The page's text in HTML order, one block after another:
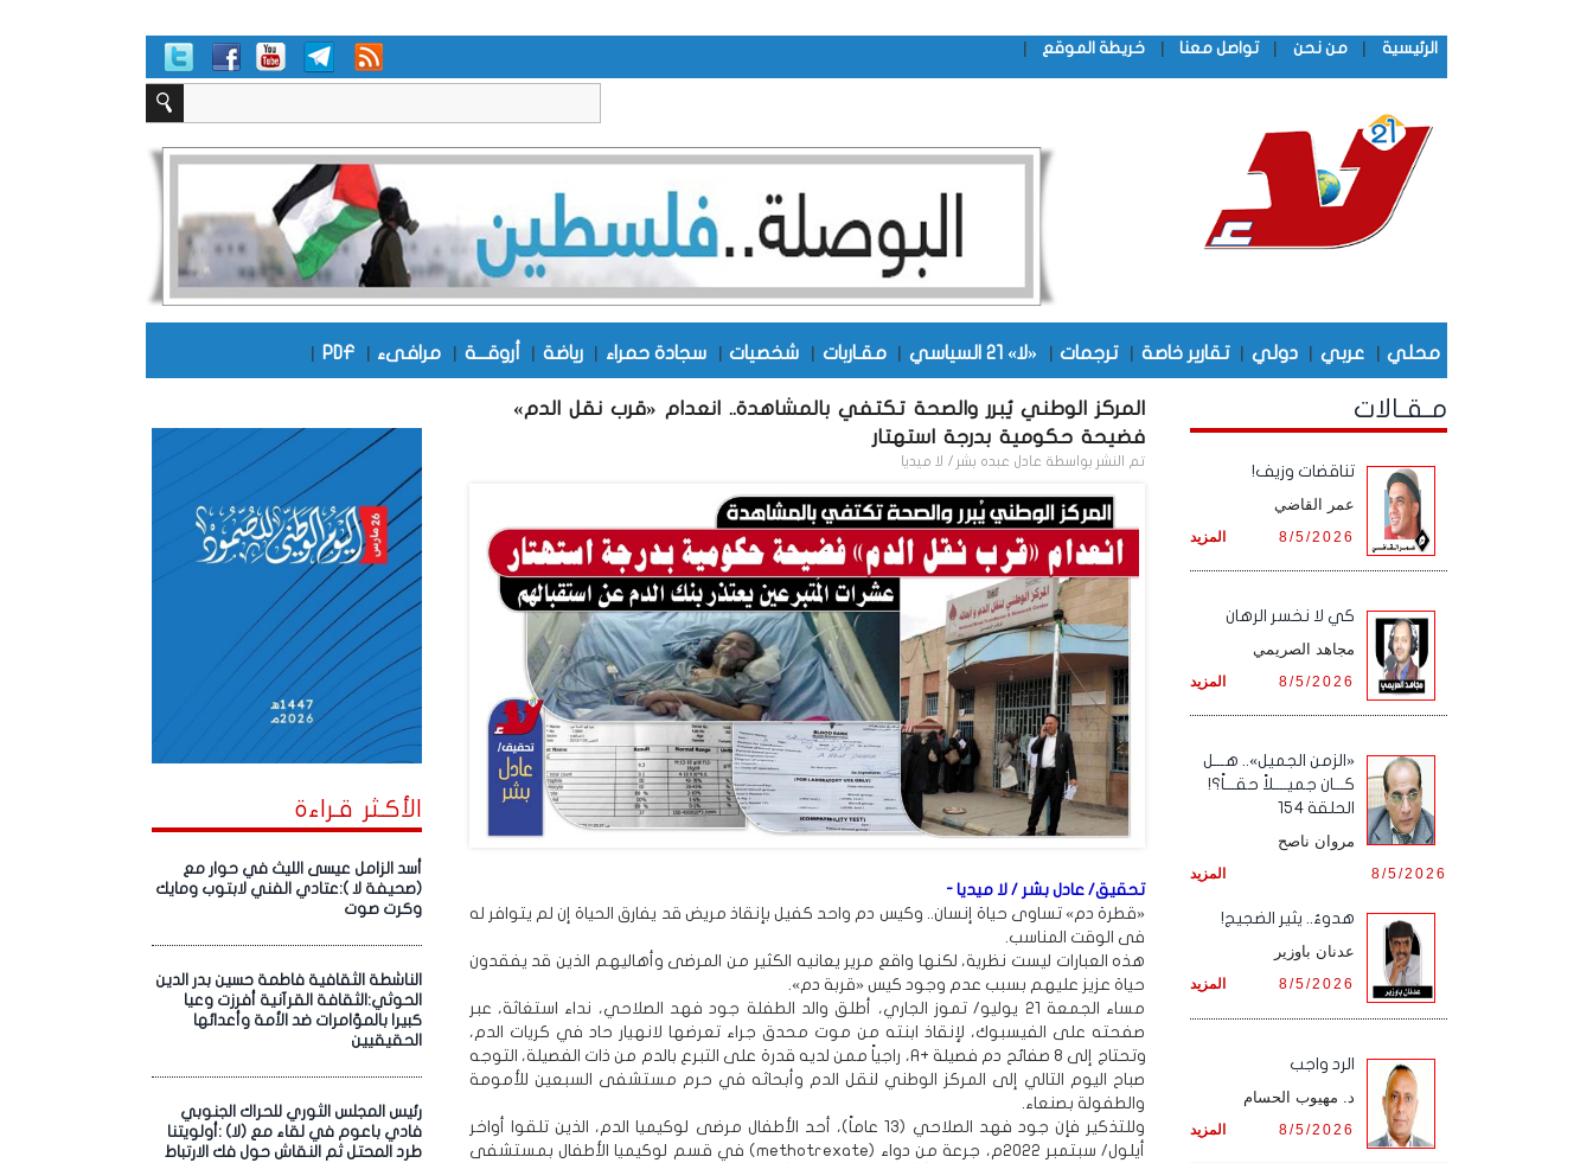
الرئيسية | من نحن | تواصل معنا | خريطة الموقع |
محلي | عربي | دولي | تقارير خاصة | ترجمات | «لا» 21 السياسي | مقـاربات | شخصيات | سجادة حمراء | رياضة | أروقـــة | مرافىء |
PDF
|
الأكـثر قـراءة
أسد الزامل عيسى الليث في حوار مع
(صحيفة لا ):عتادي الفني لابتوب ومايك
وكرت صوت
الناشطة الثقافية فاطمة حسين بدر الدين
الحوثي:الثقافة القرآنية أفرزت وعيا
كبيرا بالمؤامرات ضد الأمة وأعدائها
الحقيقيين
رئيس المجلس الثوري للحراك الجنوبي
فادي باعوم في لقاء مع (لا) :أولويتنا
طرد المحتل ثم النقاش حول فك الارتباط
المركز الوطني يُبرر والصحة تكتفي بالمشاهدة.. انعدام «قرب نقل الدم»
فضيحة حكومية بدرجة استهتار
تم النشر بواسطة عادل عبده بشر / لا ميديا
تحقيق/ عادل بشر / لا ميديا -
«قطرة دم» تساوى حياة إنسان.. وكيس دم واحد كفيل بإنقاذ مريض قد يفارق الحياة إن لم يتوافر له
فى الوقت المناسب.
هذه العبارات ليست نظرية، لكنها واقع مرير يعانيه الكثير من المرضى وأهاليهم الذين قد يفقدون
حياة عزيز عليهم بسبب عدم وجود كيس «قربة دم».
مساء الجمعة 21 يوليو/ تموز الجاري، أطلق والد الطفلة جود فهد الصلاحي، نداء استغاثة، عبر
صفحته على الفيسبوك، لإنقاذ ابنته من موت محدق جراء تعرضها لانهيار حاد في كريات الدم،
وتحتاج إلى 8 صفائح دم فصيلة +A، راجياً ممن لديه قدرة على التبرع بالدم من ذات الفصيلة، التوجه
صباح اليوم التالي إلى المركز الوطني لنقل الدم وأبحاثه في حرم مستشفى السبعين للأمومة
والطفولة بصنعاء.
وللتذكير فإن جود فهد الصلاحي (13 عاماً)، أحد الأطفال مرضى لوكيميا الدم، الذين تلقوا أواخر
أيلول/ سبتمبر 2022م، جرعة من دواء (methotrexate) في قسم لوكيميا الأطفال بمستشفى
مـقـالات
تناقضات وزيف!
عمر القاضي
المزيد 8/5/2026
كي لا نخسر الرهان
مجاهد الصريمي
المزيد 8/5/2026
«الزمن الجميل».. هـــل
كـــان جميــــلاً حقـــاً؟!
الحلقة 154
مروان ناصح
المزيد 8/5/2026
هدوءٌ.. يثير الضجيج!
عدنان باوزير
المزيد 8/5/2026
الرد واجب
د. مهيوب الحسام
المزيد 8/5/2026